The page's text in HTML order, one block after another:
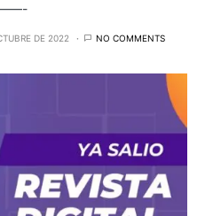
——-
DE 2022 NO COMMENTS